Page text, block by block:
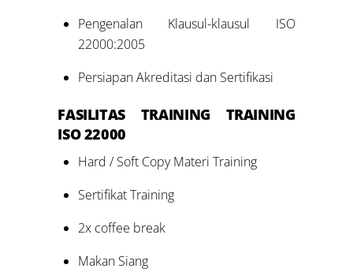
Pengenalan Klausul-klausul ISO
22000:2005
Persiapan Akreditasi dan Sertifikasi
FASILITAS TRAINING TRAINING
ISO 22000
Hard / Soft Copy Materi Training
Sertifikat Training
2x coffee break
Makan Siang